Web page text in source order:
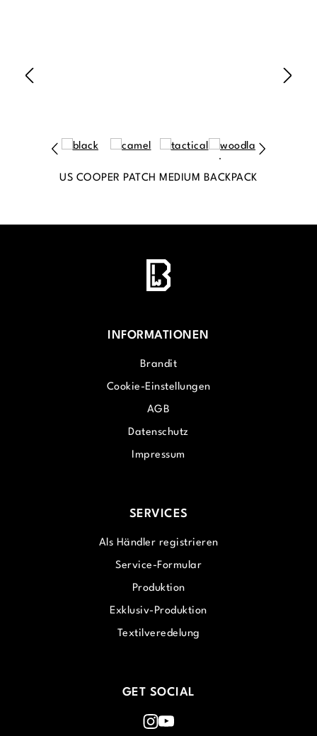
US COOPER PATCH MEDIUM BACKPACK
INFORMATIONEN
Brandit
Cookie-Einstellungen
AGB
Datenschutz
Impressum
SERVICES
Als Händler registrieren
Service-Formular
Produktion
Exklusiv-Produktion
Textilveredelung
GET SOCIAL
Instagram
Youtube